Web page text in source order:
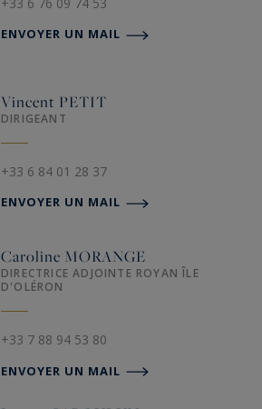
ENVOYER UN MAIL
Vincent PETIT
DIRIGEANT
+33 6 84 01 28 37
ENVOYER UN MAIL
Caroline MORANGE
DIRECTRICE ADJOINTE ROYAN ÎLE
D'OLÉRON
+33 7 88 94 53 80
ENVOYER UN MAIL